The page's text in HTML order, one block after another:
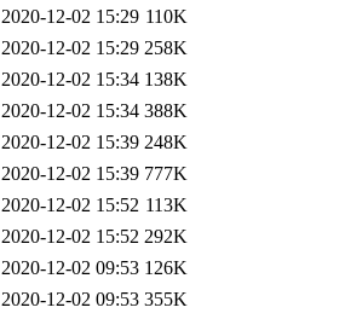
2020-12-02 15:29 110K
2020-12-02 15:29 258K
2020-12-02 15:34 138K
2020-12-02 15:34 388K
2020-12-02 15:39 248K
2020-12-02 15:39 777K
2020-12-02 15:52 113K
2020-12-02 15:52 292K
2020-12-02 09:53 126K
2020-12-02 09:53 355K